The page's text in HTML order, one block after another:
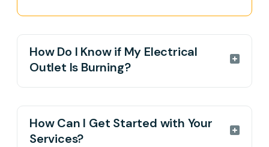
How Do I Know if My Electrical
Outlet Is Burning?
adipiscing elit. Aenean commodo ligula eget
dolor. Aenean massad. Cum sociis natoque
penatibus et magnis parturient montes
How Can I Get Started with Your
Services?